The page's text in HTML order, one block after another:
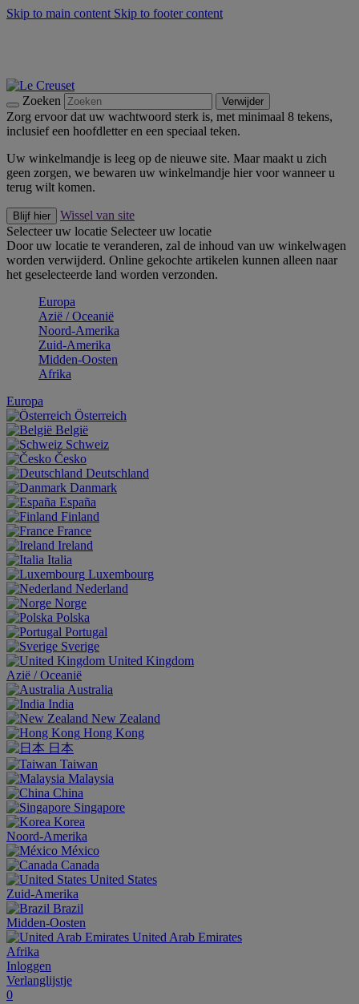
Skip to main content Skip to footer content
Zoeken Verwijder
Zorg ervoor dat uw wachtwoord sterk is, met minimaal 8 tekens,
inclusief een hoofdletter en een speciaal teken.
Uw winkelmandje is leeg op de nieuwe site. Maar maakt u zich
geen zorgen, we bewaren uw winkelmandje hier voor wanneer u
terug wilt komen.
Blijf hier
Wissel van site
Selecteer uw locatie Selecteer uw locatie
Door uw locatie te veranderen, zal de inhoud van uw winkelwagen
worden verwijderd. Online gekochte artikelen kunnen alleen naar
het geselecteerde land worden verzonden.
Europa
Aziё / Oceaniё
Noord-Amerika
Zuid-Amerika
Midden-Oosten
Afrika
Europa
Österreich
België
Schweiz
Česko
Deutschland
Danmark
España
Finland
France
Ireland
Italia
Luxembourg
Nederland
Norge
Polska
Portugal
Sverige
United Kingdom
Aziё / Oceaniё
Australia
India
New Zealand
Hong Kong
日本
Taiwan
Malaysia
China
Singapore
Korea
Noord-Amerika
México
Canada
United States
Zuid-Amerika
Brazil
Midden-Oosten
United Arab Emirates
Afrika
Inloggen
Verlanglijstje
0